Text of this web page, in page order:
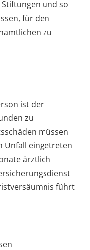
und so
für den
zu
ist der
zu
müssen
Unfall eingetreten
ärztlich
führt